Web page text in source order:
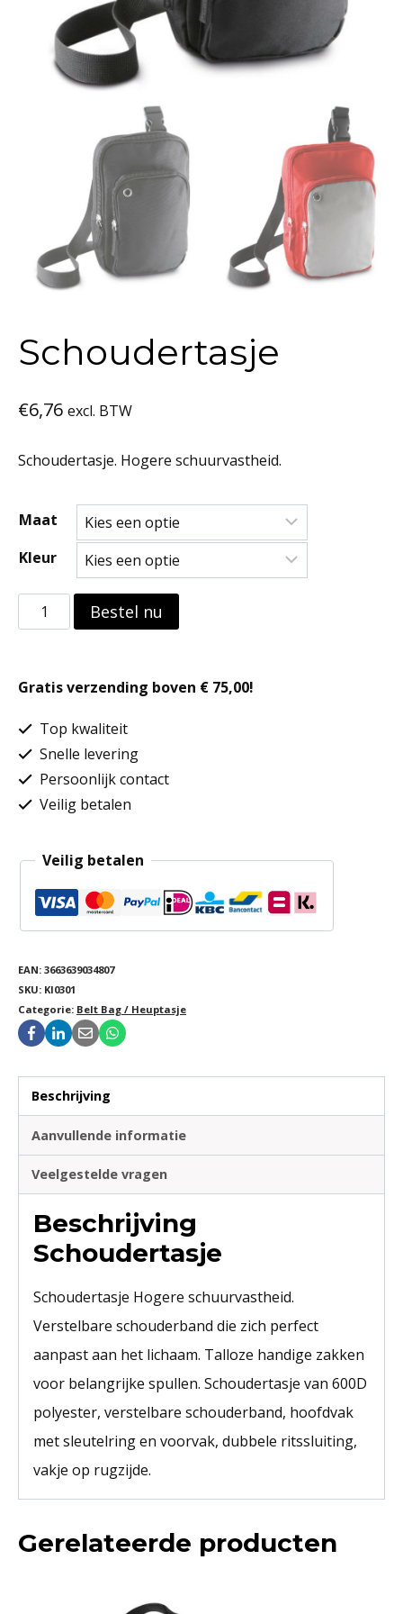
Schoudertasje
€6,76 excl. BTW
Schoudertasje. Hogere schuurvastheid.
Maat
Kleur
Schoudertasje
aantal
Bestel nu
Gratis verzending boven € 75,00!
Top kwaliteit
Snelle levering
Persoonlijk contact
Veilig betalen
Veilig betalen
EAN: 3663639034807
SKU: KI0301
Categorie: Belt Bag / Heuptasje
Beschrijving
Aanvullende informatie
Veelgestelde vragen
Beschrijving
Schoudertasje
Schoudertasje Hogere schuurvastheid.
Verstelbare schouderband die zich perfect
aanpast aan het lichaam. Talloze handige zakken
voor belangrijke spullen. Schoudertasje van 600D
polyester, verstelbare schouderband, hoofdvak
met sleutelring en voorvak, dubbele ritssluiting,
vakje op rugzijde.
Gerelateerde producten